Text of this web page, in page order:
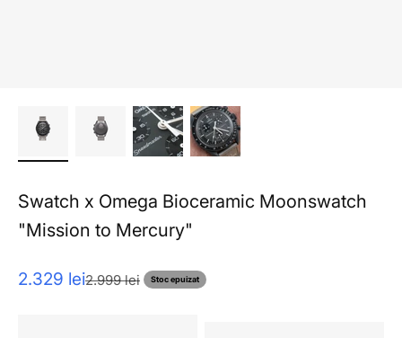
Swatch x Omega Bioceramic Moonswatch
"Mission to Mercury"
Pret redus
2.329 leiPret normal
2.999 lei Stoc epuizat